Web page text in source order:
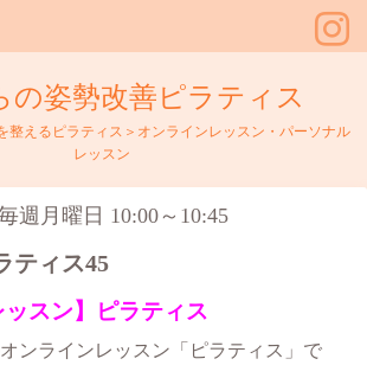
の姿勢改善ピラティス
整えるピラティス＞オンラインレッスン・パーソナル
レッスン
週月曜日 10:00～10:45
ティス45
ッスン】ピラティス
ンラインレッスン「ピラティス」で